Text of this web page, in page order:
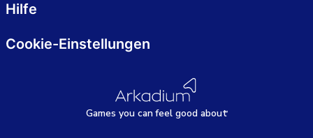
Games you canfeel good about
Hilfe
Cookie-Einstellungen